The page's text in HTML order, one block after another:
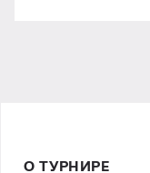
О ТУРНИРЕ